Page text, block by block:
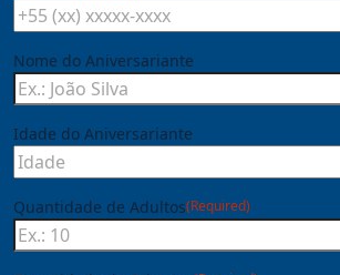
Nome do Aniversariante
Idade do Aniversariante
Quantidade de Adultos(Required)